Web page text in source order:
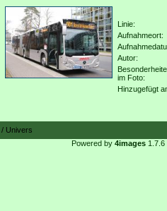
Linie:
Aufnahmeort:
Autor:
im Foto:
Hinzugefügt
/ Univers
Powered by 4images1.7.6